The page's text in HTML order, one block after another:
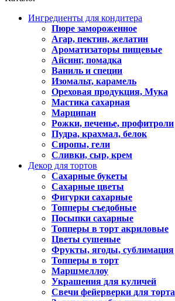
Ингредиенты для кондитера
Пюре замороженное
Агар, пектин, желатин
Ароматизаторы пищевые
Айсинг, помадка
Ваниль и специи
Изомальт, карамель
Ореховая продукция, Мука
Мастика сахарная
Марципан
Рожки, печенье, профитроли
Пудра, крахмал, белок
Сиропы, гели
Сливки, сыр, крем
Декор для тортов
Сахарные букеты
Сахарные цветы
Фигурки сахарные
Топперы съедобные
Посыпки сахарные
Топперы в торт акриловые
Цветы сушеные
Фрукты, ягоды, сублимация
Топперы в торт
Маршмеллоу
Украшения для куличей
Свечи фейерверки для торта